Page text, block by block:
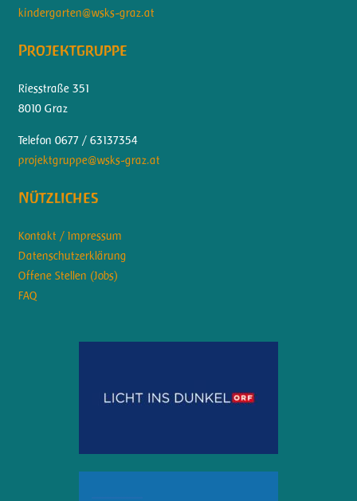
kindergarten@wsks-graz.at
Projektgruppe
Riesstraße 351
8010 Graz
Telefon 0677 / 63137354
projektgruppe@wsks-graz.at
Nützliches
Kontakt / Impressum
Datenschutzerklärung
Offene Stellen (Jobs)
FAQ